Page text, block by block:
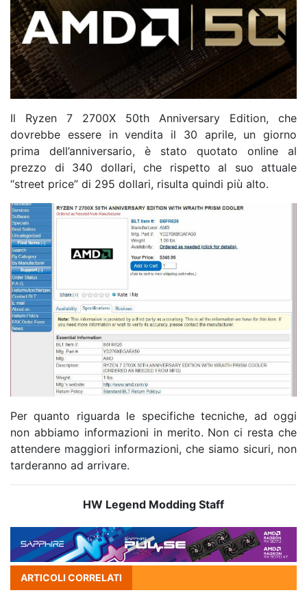
Il Ryzen 7 2700X 50th Anniversary Edition, che
dovrebbe essere in vendita il 30 aprile, un giorno
prima dell’anniversario, è stato quotato online al
prezzo di 340 dollari, che rispetto al suo attuale
“street price” di 295 dollari, risulta quindi più alto.
Per quanto riguarda le specifiche tecniche, ad oggi
non abbiamo informazioni in merito. Non ci resta che
attendere maggiori informazioni, che siamo sicuri, non
tarderanno ad arrivare.
HW Legend Modding Staff
ARTICOLI CORRELATI